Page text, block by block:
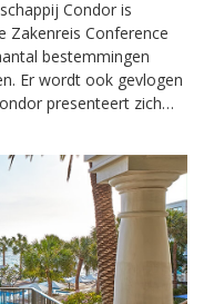
Condor is
Zakenreis Conference
bestemmingen
Er wordt ook gevlogen
presenteert zich